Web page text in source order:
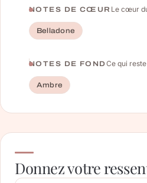
NOTES DE CŒUR Le cœur
Belladone
NOTES DE FONDCe qui reste
Ambre
Donnez votre